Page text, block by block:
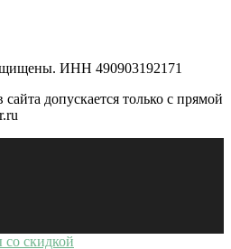
ИНН 490903192171
допускается только с прямой